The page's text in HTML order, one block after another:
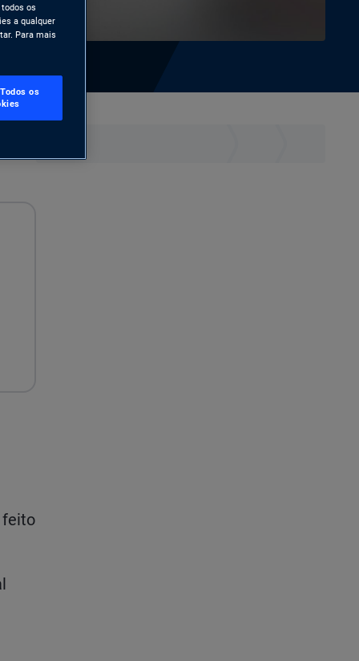
feito
os
a qualquer
Para mais
os